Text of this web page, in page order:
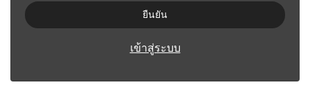
ยืนยัน
เข้าสู่ระบบ